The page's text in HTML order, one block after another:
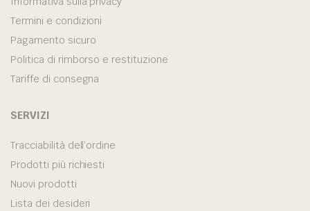
Termini e condizioni
Pagamento sicuro
Politica di rimborso e restituzione
Tariffe di consegna
SERVIZI
Tracciabilità dell’ordine
Prodotti più richiesti
Nuovi prodotti
Lista dei desideri